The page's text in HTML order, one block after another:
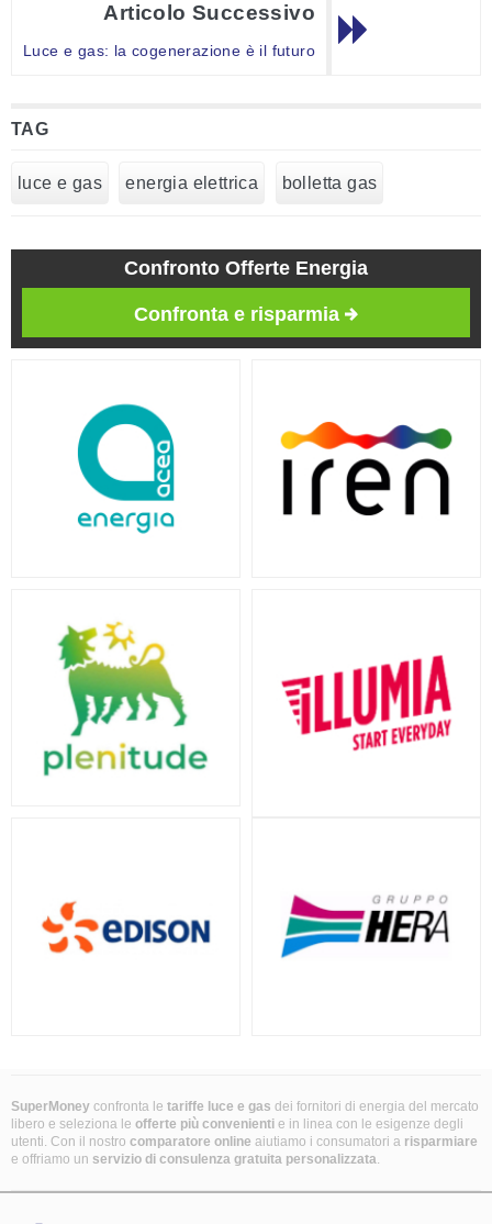
Articolo Successivo
Luce e gas: la cogenerazione è il futuro
TAG
luce e gas energia elettrica bolletta gas
Confronto Offerte Energia
Confronta e risparmia
SuperMoney confronta le tariffe luce e gas dei fornitori di energia del mercato
libero e seleziona le offerte più convenienti e in linea con le esigenze degli
utenti. Con il nostro comparatore online aiutiamo i consumatori a risparmiare
e offriamo un servizio di consulenza gratuita personalizzata.